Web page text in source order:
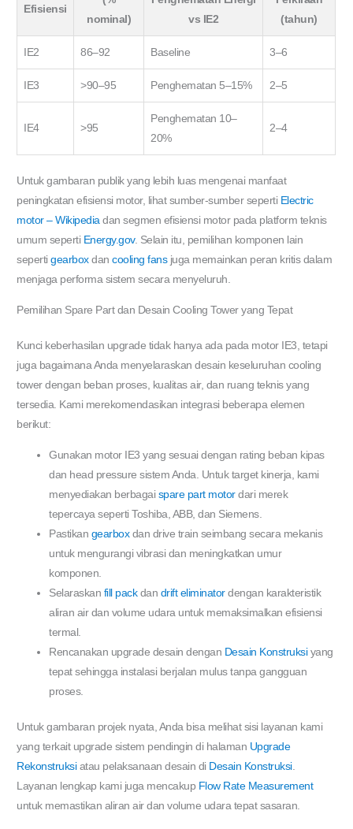
Efisiensi
nominal)
vs IE2
(tahun)
IE2 86–92 Baseline 3–6
IE3 >90–95 Penghematan 5–15% 2–5
IE4 >95
Penghematan 10–
20%
2–4
Untuk gambaran publik yang lebih luas mengenai manfaat
peningkatan efisiensi motor, lihat sumber-sumber seperti Electric
motor – Wikipediadan segmen efisiensi motor pada platform teknis
umum seperti Energy.gov. Selain itu, pemilihan komponen lain
sepertigearboxdancooling fansjuga memainkan peran kritis dalam
menjaga performa sistem secara menyeluruh.
Pemilihan Spare Part dan Desain Cooling Tower yang Tepat
Kunci keberhasilan upgrade tidak hanya ada pada motor IE3, tetapi
juga bagaimana Anda menyelaraskan desain keseluruhan cooling
tower dengan beban proses, kualitas air, dan ruang teknis yang
tersedia. Kami merekomendasikan integrasi beberapa elemen
berikut:
Gunakan motor IE3 yang sesuai dengan rating beban kipas
dan head pressure sistem Anda. Untuk target kinerja, kami
menyediakan berbagai spare part motordari merek
tepercaya seperti Toshiba, ABB, dan Siemens.
Pastikan gearboxdan drive train seimbang secara mekanis
untuk mengurangi vibrasi dan meningkatkan umur
komponen.
Selaraskan fill packdan drift eliminatordengan karakteristik
aliran air dan volume udara untuk memaksimalkan efisiensi
termal.
Rencanakan upgrade desain dengan Desain Konstruksiyang
tepat sehingga instalasi berjalan mulus tanpa gangguan
proses.
Untuk gambaran projek nyata, Anda bisa melihat sisi layanan kami
yang terkait upgrade sistem pendingin di halaman Upgrade
Rekonstruksiatau pelaksanaan desain di Desain Konstruksi.
Layanan lengkap kami juga mencakup Flow Rate Measurement
untuk memastikan aliran air dan volume udara tepat sasaran.